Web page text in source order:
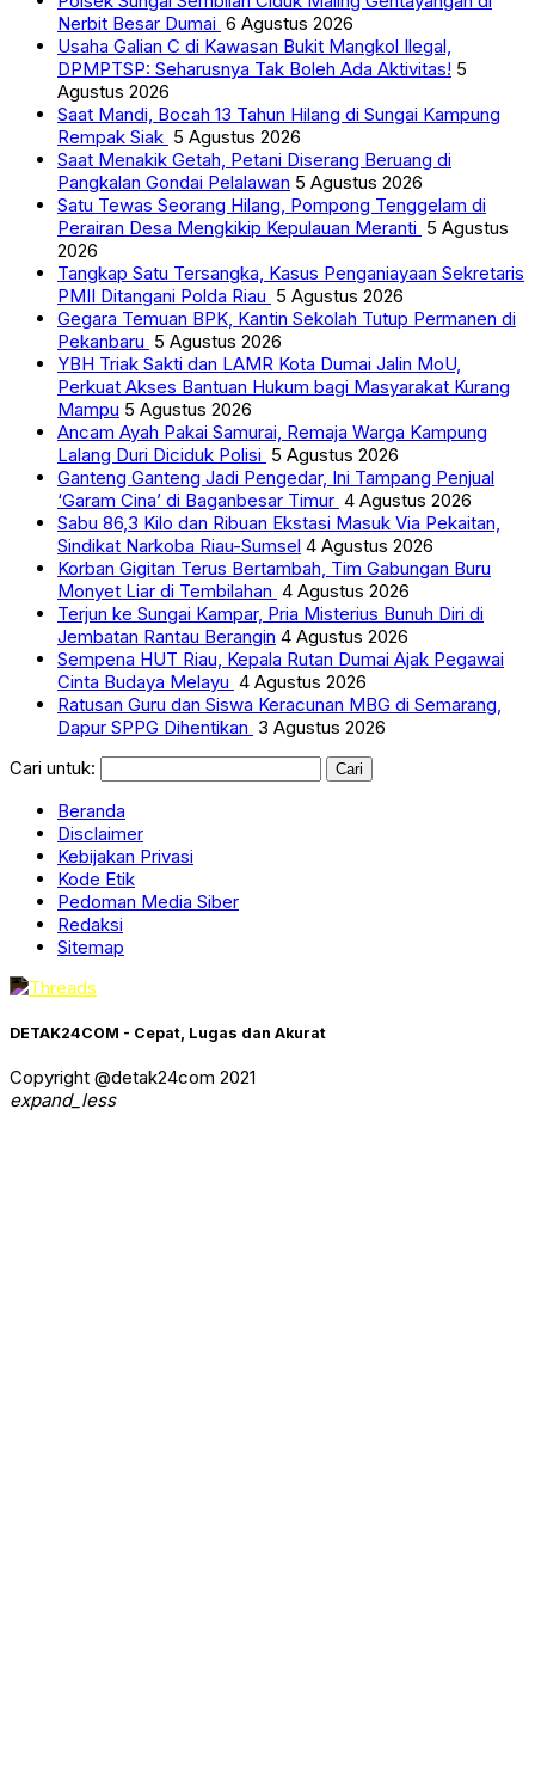
Nerbit Besar Dumai 6 Agustus 2026
Usaha Galian C di Kawasan Bukit Mangkol Ilegal,
DPMPTSP: Seharusnya Tak Boleh Ada Aktivitas! 5
Agustus 2026
Saat Mandi, Bocah 13 Tahun Hilang di Sungai Kampung
Rempak Siak 5 Agustus 2026
Saat Menakik Getah, Petani Diserang Beruang di
Pangkalan Gondai Pelalawan 5 Agustus 2026
Satu Tewas Seorang Hilang, Pompong Tenggelam di
Perairan Desa Mengkikip Kepulauan Meranti 5 Agustus
2026
Tangkap Satu Tersangka, Kasus Penganiayaan Sekretaris
PMII Ditangani Polda Riau 5 Agustus 2026
Gegara Temuan BPK, Kantin Sekolah Tutup Permanen di
Pekanbaru 5 Agustus 2026
YBH Triak Sakti dan LAMR Kota Dumai Jalin MoU,
Perkuat Akses Bantuan Hukum bagi Masyarakat Kurang
Mampu 5 Agustus 2026
Ancam Ayah Pakai Samurai, Remaja Warga Kampung
Lalang Duri Diciduk Polisi 5 Agustus 2026
Ganteng Ganteng Jadi Pengedar, Ini Tampang Penjual
‘Garam Cina’ di Baganbesar Timur 4 Agustus 2026
Sabu 86,3 Kilo dan Ribuan Ekstasi Masuk Via Pekaitan,
Sindikat Narkoba Riau-Sumsel 4 Agustus 2026
Korban Gigitan Terus Bertambah, Tim Gabungan Buru
Monyet Liar di Tembilahan 4 Agustus 2026
Terjun ke Sungai Kampar, Pria Misterius Bunuh Diri di
Jembatan Rantau Berangin 4 Agustus 2026
Sempena HUT Riau, Kepala Rutan Dumai Ajak Pegawai
Cinta Budaya Melayu 4 Agustus 2026
Ratusan Guru dan Siswa Keracunan MBG di Semarang,
Dapur SPPG Dihentikan 3 Agustus 2026
Cari untuk:
Beranda
Disclaimer
Kebijakan Privasi
Kode Etik
Pedoman Media Siber
Redaksi
Sitemap
DETAK24COM - Cepat, Lugas dan Akurat
Copyright @detak24com 2021
expand_less